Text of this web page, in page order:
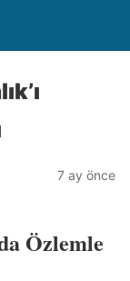
7 ay önce
Özlemle